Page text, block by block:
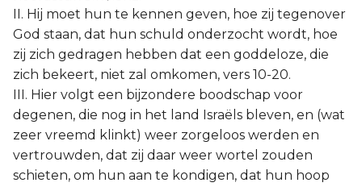
II. Hij moet hun te kennen geven, hoe zij tegenover
God staan, dat hun schuld onderzocht wordt, hoe
zij zich gedragen hebben dat een goddeloze, die
zich bekeert, niet zal omkomen, vers 10-20.
III. Hier volgt een bijzondere boodschap voor
degenen, die nog in het land Israëls bleven, en (wat
zeer vreemd klinkt) weer zorgeloos werden en
vertrouwden, dat zij daar weer wortel zouden
schieten, om hun aan te kondigen, dat hun hoop